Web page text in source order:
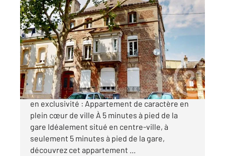
ST QUENTIN 02
89,07 m2, 4 pièces
Ref : 13900
Appartement à vendre
79 600 €
CENTURY 21 Agence Delahaye vous propose
en exclusivité : Appartement de caractère en
plein cœur de ville À 5 minutes à pied de la
gare Idéalement situé en centre-ville, à
seulement 5 minutes à pied de la gare,
découvrez cet appartement ...